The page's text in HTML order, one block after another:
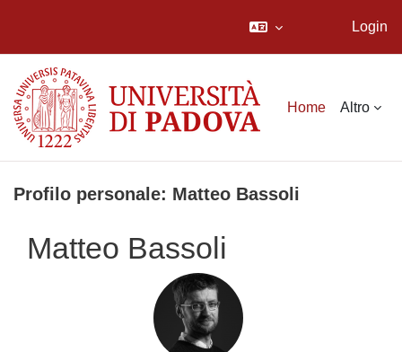
Login
Home Altro
Profilo personale: Matteo Bassoli
Matteo Bassoli